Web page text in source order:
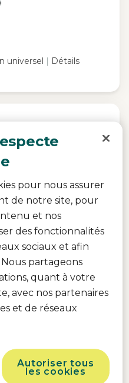
universel | Détails
en déplacement
pour nous assurer
de notre site, pour
et nos
des fonctionnalités
sociaux et afin
partageons
quant à votre
avec nos partenaires
et de réseaux
Autoriser tous
les cookies